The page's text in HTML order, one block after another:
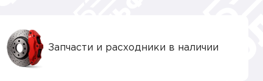
Запчасти и расходники в наличии